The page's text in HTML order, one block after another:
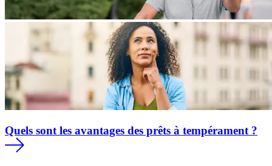
Quels sont les avantages des prêts à tempérament ?